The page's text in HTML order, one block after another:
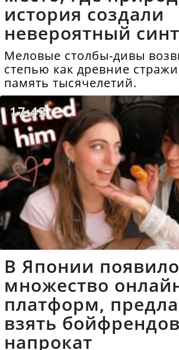
история создали
невероятный
Меловые столбы-дивы
степью как древние
память тысячелетий.
17:43
В Японии
множество
платформ,
взять бойфрендов
напрокат